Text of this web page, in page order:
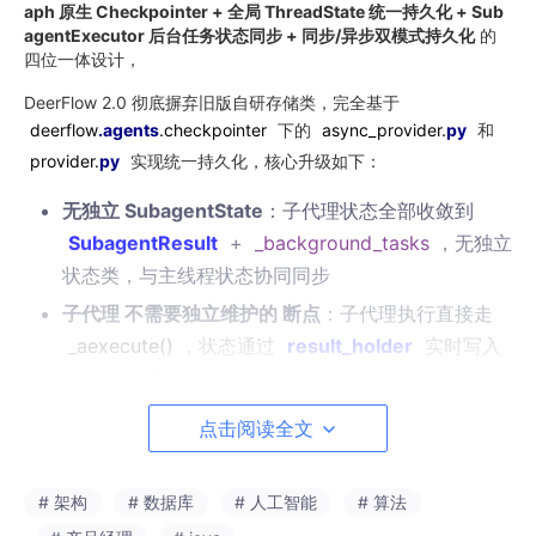
aph 原生 Checkpointer + 全局 ThreadState 统一持久化 + Sub
agentExecutor 后台任务状态同步 + 同步/异步双模式持久化的
四位一体设计，
DeerFlow 2.0 彻底摒弃旧版自研存储类，完全基于
deerflow.agents.checkpointer 下的 async_provider.py 和
provider.py 实现统一持久化，核心升级如下：
无独立 SubagentState ：子代理状态全部收敛到
SubagentResult + _background_tasks ，无独立
状态类，与主线程状态协同同步
子代理 不需要独立维护的 断点 ：子代理执行直接走
_aexecute() ，状态通过 result_holder 实时写入
主线程唯一可信源： ThreadState
进度、结果、沙箱、消息，是断点快照的唯一载体
双模式统一持久化
：由 async_provider.
步）和
provider.py
点击阅读全文
# 架构 # 数据库 # 人工智能
# 算法